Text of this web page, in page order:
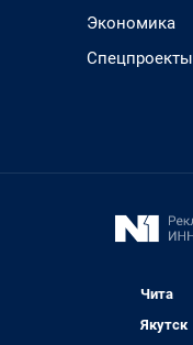
Экономика
Спецпроекты
Чита
Якутск